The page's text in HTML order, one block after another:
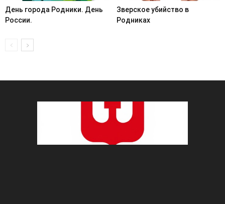
День города Родники. День
России.
Зверское убийство в
Родниках